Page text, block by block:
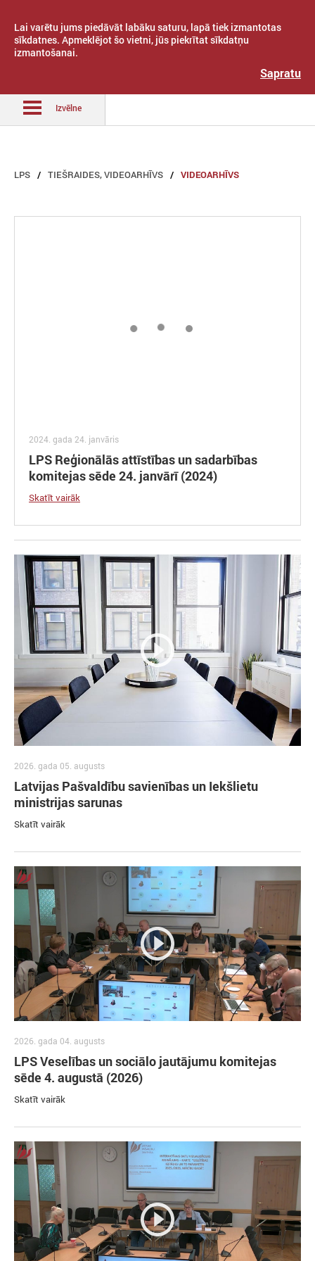
Lai varētu jums piedāvāt labāku saturu, lapā tiek izmantotas
sīkdatnes. Apmeklējot šo vietni, jūs piekrītat sīkdatņu
izmantošanai.
Sapratu
Izvēlne
LPS TIEŠRAIDES, VIDEOARHĪVS VIDEOARHĪVS
2024. gada 24. janvāris
LPS Reģionālās attīstības un sadarbības
komitejas sēde 24. janvārī (2024)
Skatīt vairāk
2026. gada 05. augusts
Latvijas Pašvaldību savienības un Iekšlietu
ministrijas sarunas
Skatīt vairāk
2026. gada 04. augusts
LPS Veselības un sociālo jautājumu komitejas
sēde 4. augustā (2026)
Skatīt vairāk